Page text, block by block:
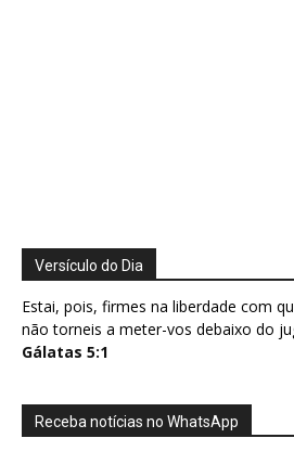
Versículo do Dia
Estai, pois, firmes na liberdade com
não torneis a meter-vos debaixo do
Gálatas 5:1
Receba notícias no WhatsApp